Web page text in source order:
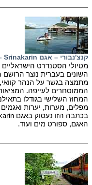
קנצ'נבורי – אגם Srinakarin – אטרקציות ופעילויות
מטיולי הסטנדרט
השונים בעברית נוצר הרושם
מתמצה בגשר על הנהר קוואי,
הממוסחרים לעייפה.
המחוז השלישי בגודלו
מפלים, מערות, יערות
האגם, ספורט מים ועוד.